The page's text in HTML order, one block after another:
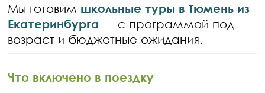
Мы готовим школьные туры в Тюмень из
Екатеринбурга — с программой под
возраст и бюджетные ожидания.
Что включено в поездку